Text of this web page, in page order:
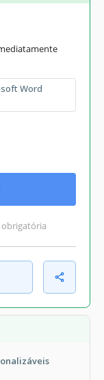
Word
obrigatória